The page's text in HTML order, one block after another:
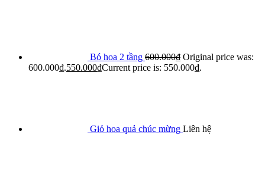
Bó hoa 2 tầng 600.000₫ Original price was:
600.000₫.550.000₫Current price is: 550.000₫.
Giỏ hoa quả chúc mừng Liên hệ